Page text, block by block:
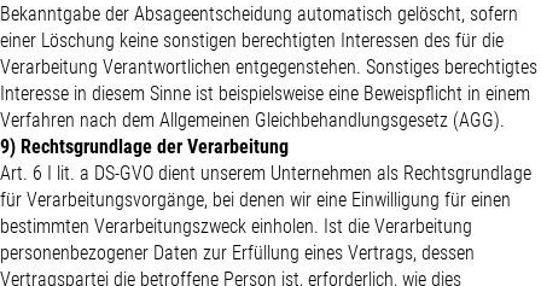
Bekanntgabe der Absageentscheidung automatisch gelöscht, sofern
einer Löschung keine sonstigen berechtigten Interessen des für die
Verarbeitung Verantwortlichen entgegenstehen. Sonstiges berechtigtes
Interesse in diesem Sinne ist beispielsweise eine Beweispflicht in einem
Verfahren nach dem Allgemeinen Gleichbehandlungsgesetz (AGG).
9) Rechtsgrundlage der Verarbeitung
Art. 6 I lit. a DS-GVO dient unserem Unternehmen als Rechtsgrundlage
für Verarbeitungsvorgänge, bei denen wir eine Einwilligung für einen
bestimmten Verarbeitungszweck einholen. Ist die Verarbeitung
personenbezogener Daten zur Erfüllung eines Vertrags, dessen
Vertragspartei die betroffene Person ist, erforderlich, wie dies